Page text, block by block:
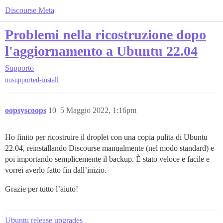
Discourse Meta
Problemi nella ricostruzione dopo
l'aggiornamento a Ubuntu 22.04
Supporto
unsupported-install
oopsyscoops 5 Maggio 2022, 1:16pm
10
Ho finito per ricostruire il droplet con una copia pulita di Ubuntu
22.04, reinstallando Discourse manualmente (nel modo standard) e
poi importando semplicemente il backup. È stato veloce e facile e
vorrei averlo fatto fin dall’inizio.
Grazie per tutto l’aiuto!
Ubuntu release upgrades